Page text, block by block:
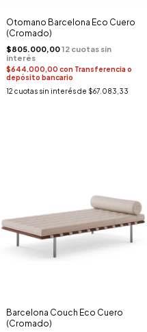
Otomano Barcelona Eco Cuero
(Cromado)
$805.000,00
$644.000,00 con Transferencia o
depósito bancario
12 cuotas sin interés de $67.083,33
Barcelona Couch Eco Cuero
(Cromado)